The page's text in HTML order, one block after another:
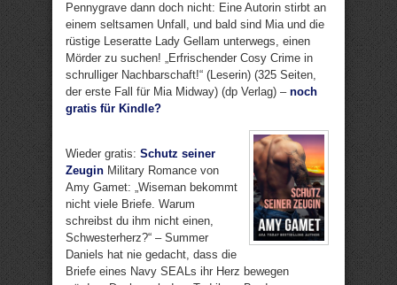
Pennygrave dann doch nicht: Eine Autorin stirbt an
einem seltsamen Unfall, und bald sind Mia und die
rüstige Leseratte Lady Gellam unterwegs, einen
Mörder zu suchen! „Erfrischender Cosy Crime in
schrulliger Nachbarschaft!“ (Leserin) (325 Seiten,
der erste Fall für Mia Midway) (dp Verlag) – noch
gratis für Kindle?
Wieder gratis: Schutz seiner
Zeugin Military Romance von
Amy Gamet: „Wiseman bekommt
nicht viele Briefe. Warum
schreibst du ihm nicht einen,
Schwesterherz?“ – Summer
Daniels hat nie gedacht, dass die
Briefe eines Navy SEALs ihr Herz bewegen